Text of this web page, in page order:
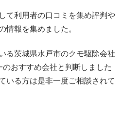
て利用者の口コミを集め評判や
情報を集めました。
る茨城県水戸市のクモ駆除会社
おすすめ会社と判断しました
いる方は是非一度ご相談されて